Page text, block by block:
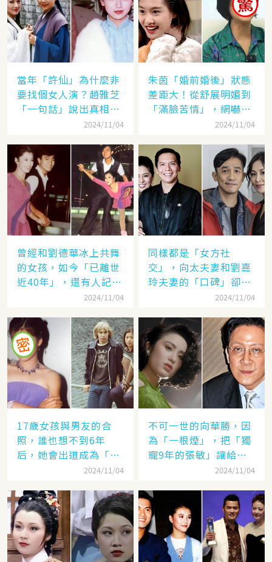
當年「許仙」為什麼非
要找個女人演？趙雅芝
「一句話」說出真相，
網友：葉童太厲害2024/11/04
朱茵「婚前婚後」狀態
差距大！從舒展明媚到
「滿臉苦情」，網嚇：
到底經歷了什麼眼里都
2024/11/04
曾經和劉德華冰上共舞
的女孩，如今「已離世
近40年」，還有人記得
2024/11/04
同樣都是「女方社
交」，向太夫妻和劉嘉
玲夫妻的「口碑」卻差
太遠：聽她們對「另一
2024/11/04
17歲女孩與男友的合
照，誰也想不到6年
后，她會出道成為「香
港當紅女星」，至今都
2024/11/04
不可一世的向華勝，因
為「一根煙」，把「獨
寵9年的張敏」讓給了
2024/11/04